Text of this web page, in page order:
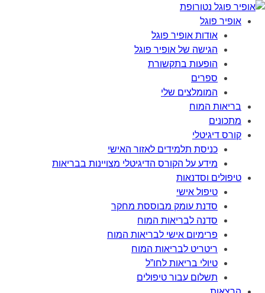
אופיר פוגל
אודות אופיר פוגל
הגישה של אופיר פוגל
הופעות בתקשורת
ספרים
המומלצים שלי
בריאות המוח
מתכונים
קורס דיגיטלי
כניסת תלמידים לאזור האישי
מידע על הקורס הדיגיטלי מצויינות בבריאות
טיפולים וסדנאות
טיפול אישי
סדנת עומק מבוססת מחקר
סדנה לבריאות המוח
פרימיום אישי לבריאות המוח
ריטריט לבריאות המוח
טיולי בריאות לחו”ל
תשלום עבור טיפולים